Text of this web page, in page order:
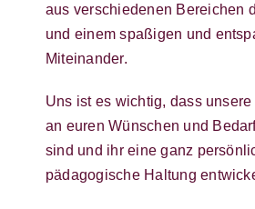
aus verschiedenen Bereichen
und einem spaßigen und
Miteinander.
Uns ist es wichtig, dass
an euren Wünschen und
sind und ihr eine ganz
pädagogische Haltung